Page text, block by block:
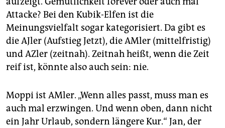
Attacke? Bei den Kubik-Elfen ist die
Meinungsvielfalt sogar kategorisiert. Da gibt es
die AJler (Aufstieg Jetzt), die AMler (mittelfristig)
und AZler (zeitnah). Zeitnah heißt, wenn die Zeit
reif ist, könnte also auch sein: nie.
Moppi ist AMler. „Wenn alles passt, muss man es
auch mal erzwingen. Und wenn oben, dann nicht
ein Jahr Urlaub, sondern längere Kur.“ Jan, der